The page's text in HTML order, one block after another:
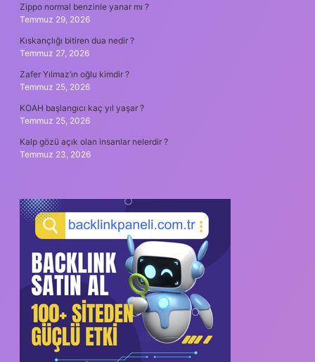
Zippo normal benzinle yanar mı ?
Temmuz 29, 2026
Kıskançlığı bitiren dua nedir ?
Temmuz 27, 2026
Zafer Yılmaz’ın oğlu kimdir ?
Temmuz 25, 2026
KOAH başlangıcı kaç yıl yaşar ?
Temmuz 25, 2026
Kalp gözü açık olan insanlar nelerdir ?
Temmuz 23, 2026